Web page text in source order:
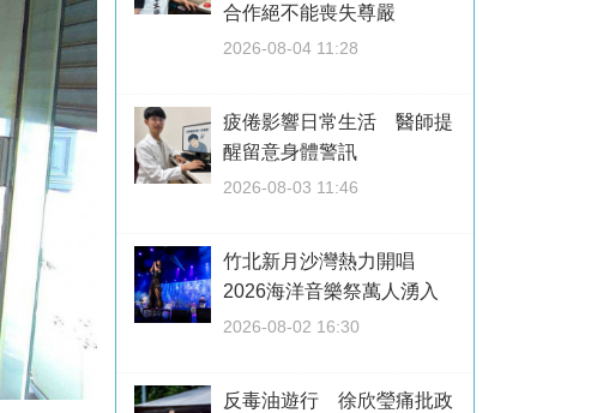
合作絕不能喪失尊嚴
2026-08-04 11:28
疲倦影響日常生活 醫師提
醒留意身體警訊
2026-08-03 11:46
竹北新月沙灣熱力開唱
2026海洋音樂祭萬人湧入
2026-08-02 16:30
反毒油遊行 徐欣瑩痛批政